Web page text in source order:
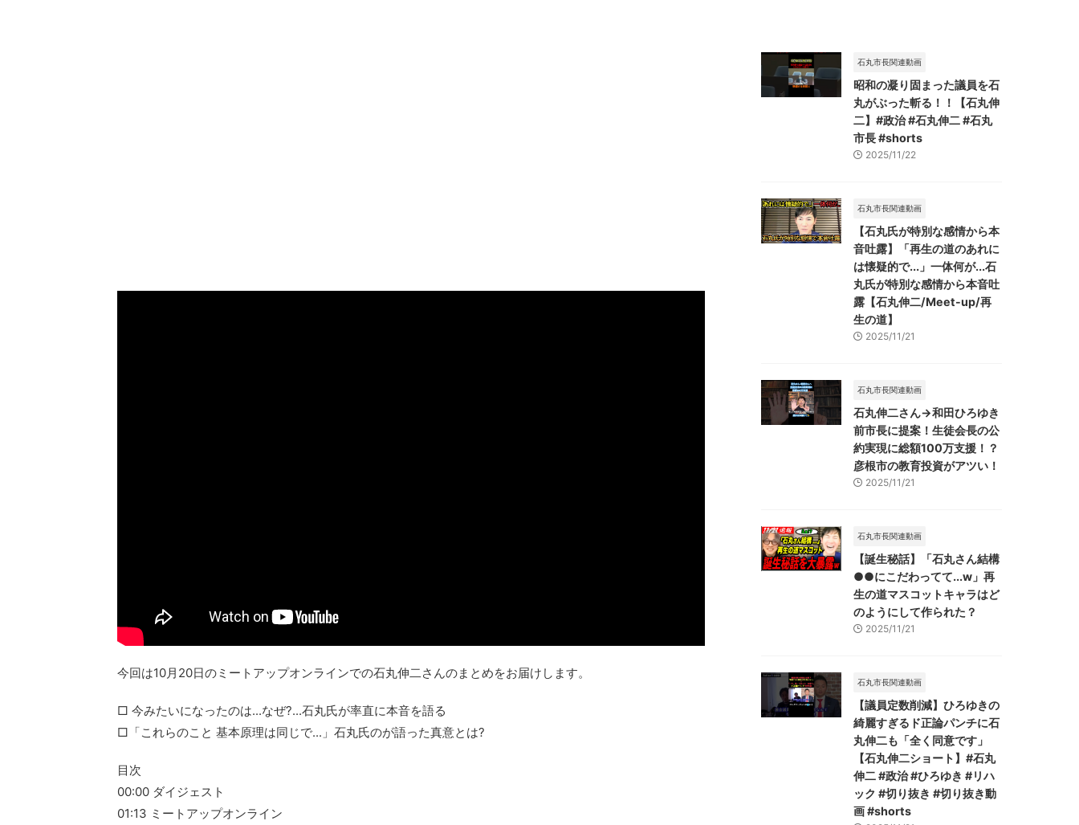
今回は10月20日のミートアップオンラインでの石丸伸二さんのまとめをお届けします。
□ 今みたいになったのは...なぜ?...石丸氏が率直に本音を語る
□「これらのこと 基本原理は同じで...」石丸氏のが語った真意とは?
目次
00:00 ダイジェスト
01:13 ミートアップオンライン
石丸市長関連動画
昭和の凝り固まった議員を石
丸がぶった斬る！！【石丸伸
二】#政治 #石丸伸二 #石丸
市長 #shorts
2025/11/22
石丸市長関連動画
【石丸氏が特別な感情から本
音吐露】「再生の道のあれに
は懐疑的で...」一体何が...石
丸氏が特別な感情から本音吐
露【石丸伸二/Meet-up/再
生の道】
2025/11/21
石丸市長関連動画
石丸伸二さん→和田ひろゆき
前市長に提案！生徒会長の公
約実現に総額100万支援！？
彦根市の教育投資がアツい！
2025/11/21
石丸市長関連動画
【誕生秘話】「石丸さん結構
●●にこだわってて...w」再
生の道マスコットキャラはど
のようにして作られた？
2025/11/21
石丸市長関連動画
【議員定数削減】ひろゆきの
綺麗すぎるド正論パンチに石
丸伸二も「全く同意です」
【石丸伸二ショート】#石丸
伸二 #政治 #ひろゆき #リハ
ック #切り抜き #切り抜き動
画 #shorts